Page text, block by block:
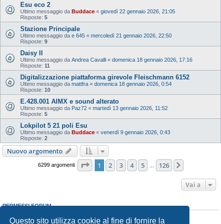
Questo sito utilizza cookie al fine di fornire la
Esu eco 2
Ultimo messaggio da Buddace « giovedì 22 gennaio 2026, 21:05
Risposte: 5
Stazione Principale
Ultimo messaggio da e 645 « mercoledì 21 gennaio 2026, 22:50
Risposte: 9
Daisy II
Ultimo messaggio da Andrea Cavalli « domenica 18 gennaio 2026, 17:16
Risposte: 11
Digitalizzazione piattaforma girevole Fleischmann 6152
Ultimo messaggio da mattfra « domenica 18 gennaio 2026, 0:54
Risposte: 10
E.428.001 AIMX e sound alterato
Ultimo messaggio da Paz72 « martedì 13 gennaio 2026, 11:52
Risposte: 5
Lokpilot 5 21 poli Esu
Ultimo messaggio da Buddace « venerdì 9 gennaio 2026, 0:43
Risposte: 2
Nuovo argomento
6299 argomenti Pagina di 126
1 2 3 4 5 126
Vai a
PERMESSI FORUM
Non puoirispondere negli argomenti